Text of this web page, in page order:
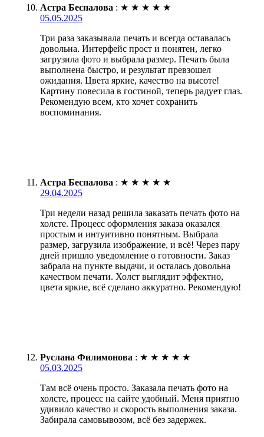
Астра Беспалова : ★ ★ ★ ★ ★
05.05.2025
Три раза заказывала печать и всегда оставалась
довольна. Интерфейс прост и понятен, легко
загрузила фото и выбрала размер. Печать была
выполнена быстро, и результат превзошел
ожидания. Цвета яркие, качество на высоте!
Картину повесила в гостиной, теперь радует глаз.
Рекомендую всем, кто хочет сохранить
воспоминания.
Астра Беспалова : ★ ★ ★ ★ ★
29.04.2025
Три недели назад решила заказать печать фото на
холсте. Процесс оформления заказа оказался
простым и интуитивно понятным. Выбрала
размер, загрузила изображение, и всё! Через пару
дней пришло уведомление о готовности. Заказ
забрала на пункте выдачи, и осталась довольна
качеством печати. Холст выглядит эффектно,
цвета яркие, всё сделано аккуратно. Рекомендую!
Руслана Филимонова : ★ ★ ★ ★ ★
05.03.2025
Там всё очень просто. Заказала печать фото на
холсте, процесс на сайте удобный. Меня приятно
удивило качество и скорость выполнения заказа.
Забирала самовывозом, всё без задержек.